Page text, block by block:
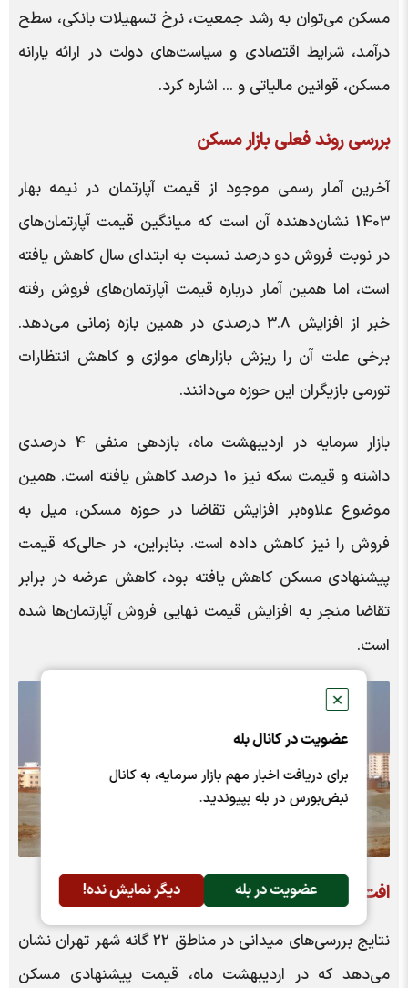
✕
عضویت در کانال بله
برای دریافت اخبار مهم بازار سرمایه، به کانال
نبض‌بورس در بله بپیوندید.
عضویت در بله دیگر نمایش نده!
مسکن می‌توان به رشد جمعیت، نرخ تسهیلات بانکی، سطح
درآمد، شرایط اقتصادی و سیاست‌های دولت در ارائه یارانه
مسکن، قوانین مالیاتی و ... اشاره کرد.
بررسی روند فعلی بازار مسکن
آخرین آمار رسمی موجود از قیمت آپارتمان در نیمه بهار
1403 نشان‌دهنده آن است که میانگین قیمت آپارتمان‌های
در نوبت فروش دو درصد نسبت به ابتدای سال کاهش یافته
است، اما همین آمار درباره قیمت آپارتمان‌های فروش رفته
خبر از افزایش 3.8 درصدی در همین بازه زمانی می‌دهد.
برخی علت آن را ریزش بازارهای موازی و کاهش انتظارات
تورمی بازیگران این حوزه می‌دانند.
بازار سرمایه در اردیبهشت ماه، بازدهی منفی 4 درصدی
داشته و قیمت سکه نیز 10 درصد کاهش یافته است. همین
موضوع علاوه‌بر افزایش تقاضا در حوزه مسکن، میل به
فروش را نیز کاهش داده است. بنابراین، در حالی‌که قیمت
پیشنهادی مسکن کاهش یافته بود، کاهش عرضه در برابر
تقاضا منجر به افزایش قیمت نهایی فروش آپارتمان‌ها شده
است.
افت 2 درصدی قیمت مسکن در تهران
نتایج بررسی‌های میدانی در مناطق 22 گانه شهر تهران نشان
می‌دهد که در اردیبهشت ماه، قیمت پیشنهادی مسکن